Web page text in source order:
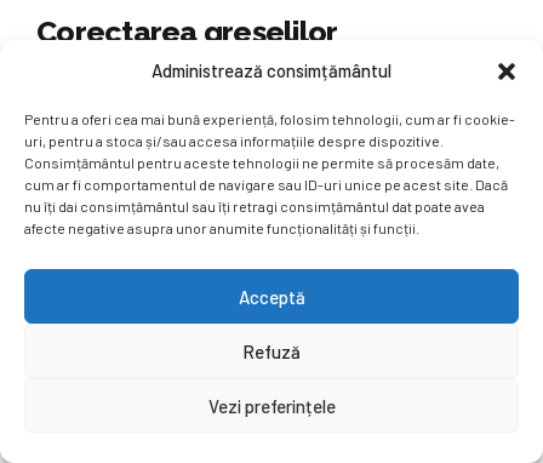
Administrează consimțământul
Pentru a oferi cea mai bună experiență, folosim tehnologii, cum ar fi cookie-
uri, pentru a stoca și/sau accesa informațiile despre dispozitive.
Consimțământul pentru aceste tehnologii ne permite să procesăm date,
cum ar fi comportamentul de navigare sau ID-uri unice pe acest site. Dacă
nu îți dai consimțământul sau îți retragi consimțământul dat poate avea
afecte negative asupra unor anumite funcționalități și funcții.
Acceptă
Refuză
Vezi preferințele
Corectarea greșelilor
Elevii au posibilitatea de a corecta greșelile prin tăierea
corecte alături. Aceeași regulă se aplică și în cazul subiectelor
tip grilă, unde răspunsul greșit poate fi tăiat, iar cel corect
încercuit. Totuși, multiple corecturi pot crea confuzie, așa că
ultima variantă trebuie să fie clar evidențiată pentru a evita
neînțelegeri în procesul de evaluare.
Corectarea lucrărilor
Datele personale ale elevilor nu vor fi sigilate manual, ci vor fi
procedurii, colțul din dreapta sus al primei foi tipizate, conținând
face automat în platforma destinată evaluării digitalizate.